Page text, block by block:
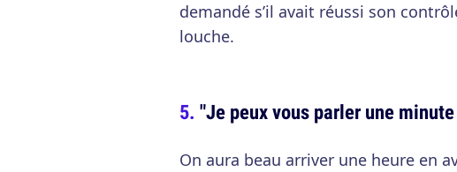
demandé s’il avait réussi son
louche.
"Je peux vous parler une
On aura beau arriver une heure en